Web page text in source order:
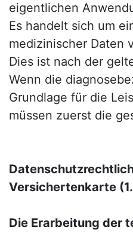
eigentlichen
Es handelt sich um
medizinischer Daten
Dies ist nach der
Wenn die
Grundlage für die
müssen zuerst die
Versichertenkarte
Die Erarbeitung der